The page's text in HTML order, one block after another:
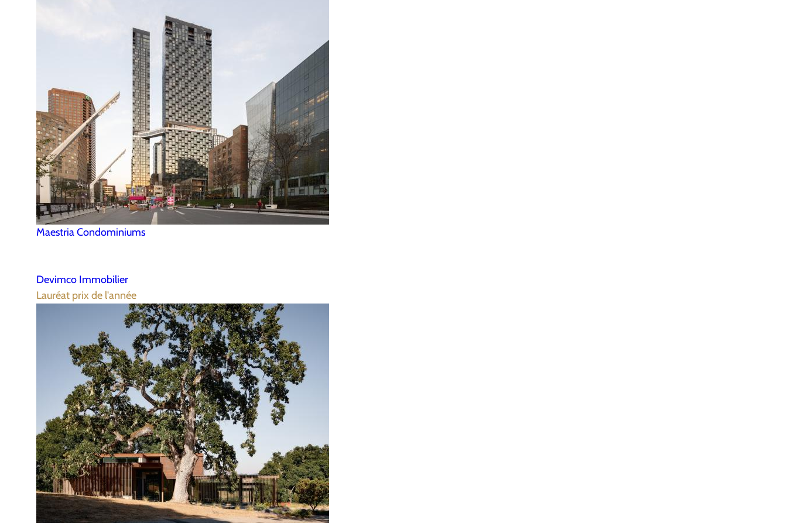
Maestria Condominiums
Devimco Immobilier
Lauréat prix de l'année